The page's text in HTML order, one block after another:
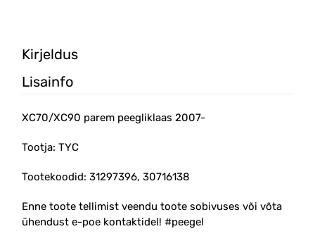
Kirjeldus
Lisainfo
XC70/XC90 parem peegliklaas 2007-
Tootja: TYC
Tootekoodid: 31297396, 30716138
Enne toote tellimist veendu toote sobivuses või võta
ühendust e-poe kontaktidel! #peegel